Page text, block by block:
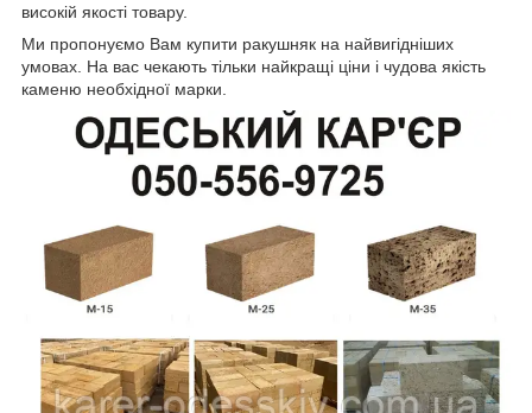
високій якості товару.
Ми пропонуємо Вам купити ракушняк на найвигідніших
умовах. На вас чекають тільки найкращі ціни і чудова якість
каменю необхідної марки.